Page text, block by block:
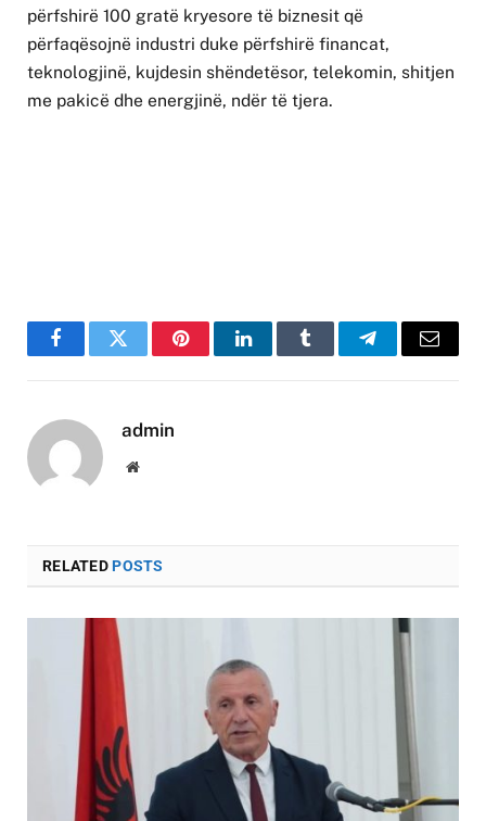
përfshirë 100 gratë kryesore të biznesit që
përfaqësojnë industri duke përfshirë financat,
teknologjinë, kujdesin shëndetësor, telekomin, shitjen
me pakicë dhe energjinë, ndër të tjera.
FacebookTwitter PinterestLinkedInTumblr TelegramEmail
admin
Website
RELATEDPOSTS